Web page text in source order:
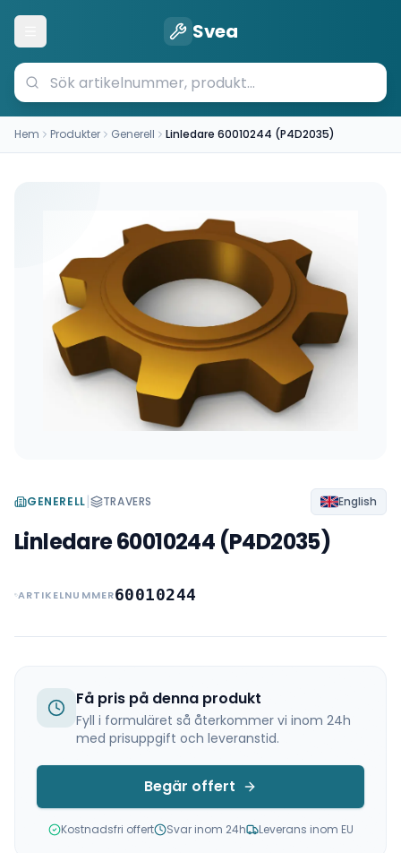
Öppna meny Svea
Hem Produkter Generell Linledare 60010244 (P4D2035)
GENERELL| TRAVERS English
Linledare 60010244 (P4D2035)
ARTIKELNUMMER60010244
Få pris på denna produkt
Fyll i formuläret så återkommer vi inom 24h
med prisuppgift och leveranstid.
Begär offert
Kostnadsfri offert Svar inom 24h Leverans inom EU